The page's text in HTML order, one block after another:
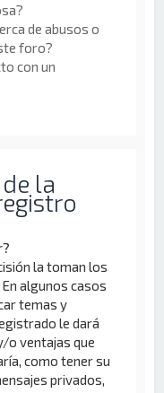
de abusos o
foro?
con un
la
la toman los
algunos casos
temas y
le dará
o ventajas que
como tener su
privados,